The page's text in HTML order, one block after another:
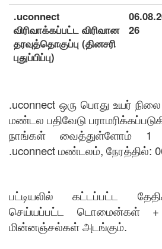
.uconnect
விரிவாக்கப்பட்ட விரிவான
தரவுத்தொகுப்பு (தினசரி
புதுப்பிப்பு)
26
.uconnect ஒரு பொது உயர்
மண்டல பதிவேடு
நாங்கள் வைத்துள்ளோம் 1
.uconnect மண்டலம், நேரத்தில்:
பட்டியலில் கட்டப்பட்ட
செய்யப்பட்ட டொமைன்கள் +
மின்னஞ்சல்கள் அடங்கும்.